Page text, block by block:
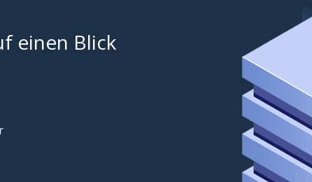
einen Blick